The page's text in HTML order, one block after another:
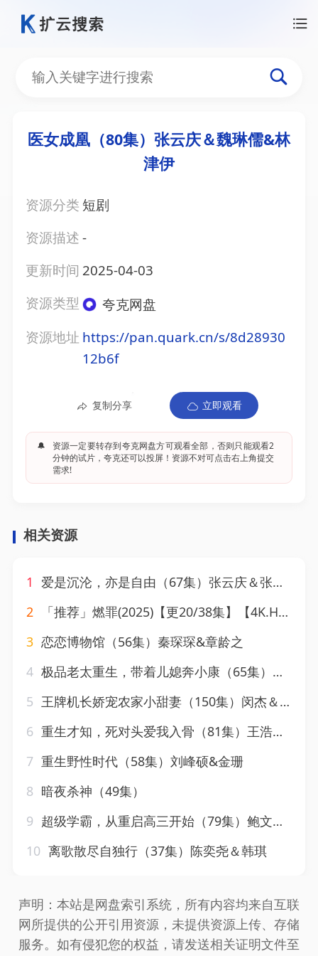
医女成凰（80集）张云庆＆魏琳儒&林
津伊
资源分类 短剧
资源描述-
更新时间 2025-04-03
资源类型
夸克网盘
资源地址 https://pan.quark.cn/s/8d28930
12b6f
复制分享 立即观看
🔔
资源一定要转存到夸克网盘方可观看全部，否则只能观看2
分钟的试片，夸克还可以投屏！资源不对可点击右上角提交
需求!
相关资源
1 爱是沉沦，亦是自由（67集）张云庆＆张紫淋
2
「推荐」燃罪(2025)【更20/38集】【4K.HDR】【剧情/犯罪】【张云龙/蔡文静】
3 恋恋博物馆（56集）秦琛琛&章龄之
4 极品老太重生，带着儿媳奔小康（65集）刘月涛&白晶晶
5 王牌机长娇宠农家小甜妻（150集）闵杰＆崔晓萱
6 重生才知，死对头爱我入骨（81集）王浩翔＆马乐婕
7 重生野性时代（58集）刘峰硕&金珊
8 暗夜杀神（49集）
9 超级学霸，从重启高三开始（79集）鲍文浩＆王倩
10 离歌散尽自独行（37集）陈奕尧＆韩琪
声明：本站是网盘索引系统，所有内容均来自互联
网所提供的公开引用资源，未提供资源上传、存储
服务。如有侵犯您的权益，请发送相关证明文件至